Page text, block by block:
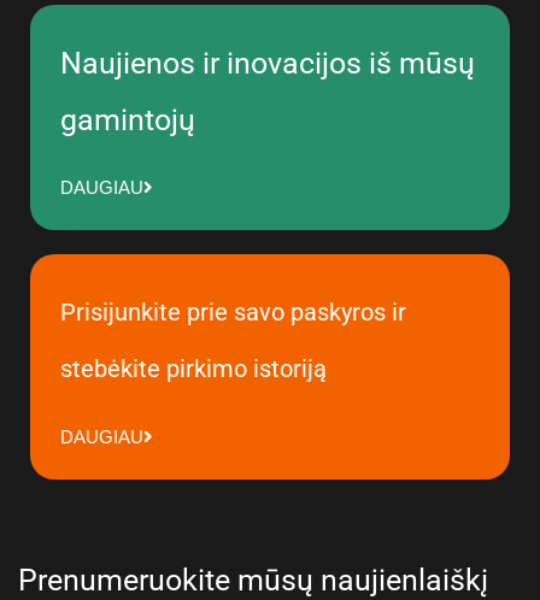
Naujienos ir inovacijos iš mūsų
gamintojų
DAUGIAU
Prisijunkite prie savo paskyros ir
stebėkite pirkimo istoriją
DAUGIAU
Prenumeruokite mūsų naujienlaiškį